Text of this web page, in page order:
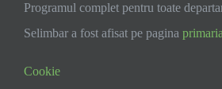
Programul complet pentru toate
Selimbar a fost afisat pe pagina
Cookie